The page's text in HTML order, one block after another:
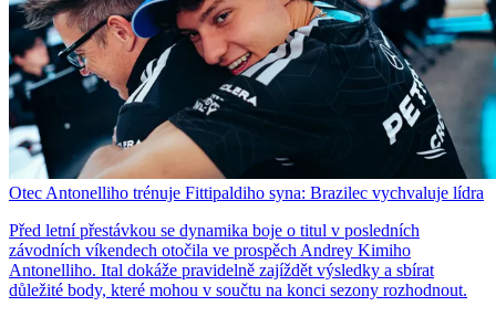
Otec Antonelliho trénuje Fittipaldiho syna: Brazilec vychvaluje lídra
Před letní přestávkou se dynamika boje o titul v posledních
závodních víkendech otočila ve prospěch Andrey Kimiho
Antonelliho. Ital dokáže pravidelně zajíždět výsledky a sbírat
důležité body, které mohou v součtu na konci sezony rozhodnout.